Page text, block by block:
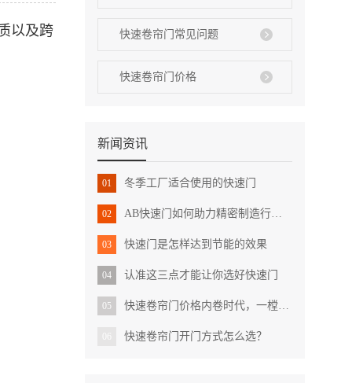
快速卷帘门常见问题
快速卷帘门价格
新闻资讯
01 冬季工厂适合使用的快速门
02 AB快速门如何助力精密制造行业：效率提升与环境控制双赢
03 快速门是怎样达到节能的效果
04 认准这三点才能让你选好快速门
05 快速卷帘门价格内卷时代，一樘质量不错的快速卷帘门多少钱能买到？
快速卷帘门开门方式怎么选？
以及跨